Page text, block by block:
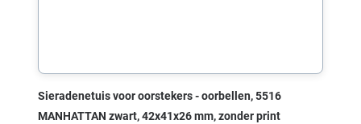
Sieradenetuis voor oorstekers - oorbellen, 5516
MANHATTAN zwart, 42x41x26 mm, zonder print